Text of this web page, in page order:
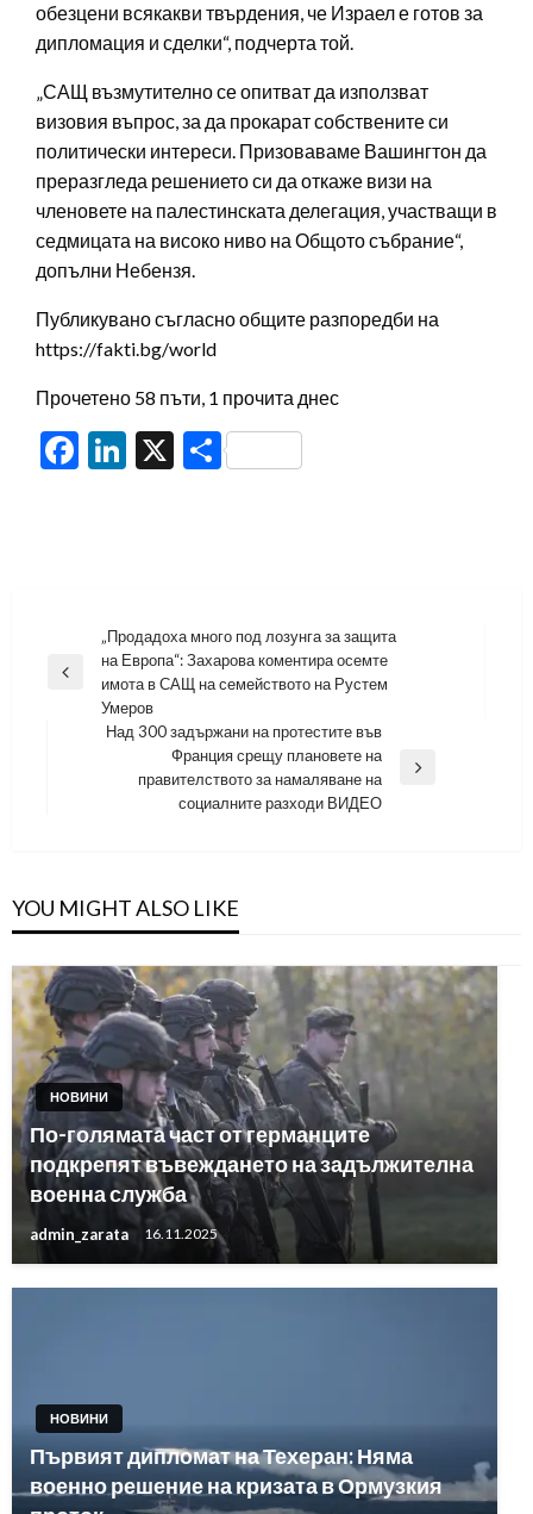
обезцени всякакви твърдения, че Израел е готов за
дипломация и сделки“, подчерта той.
„САЩ възмутително се опитват да използват
визовия въпрос, за да прокарат собствените си
политически интереси. Призоваваме Вашингтон да
преразгледа решението си да откаже визи на
членовете на палестинската делегация, участващи в
седмицата на високо ниво на Общото събрание“,
допълни Небензя.
Публикувано съгласно общите разпоредби на
https://fakti.bg/world
Прочетено 58 пъти, 1 прочита днес
Facebook
LinkedIn
X Share
Навигация
Previous
„Продадоха много под лозунга за защита
на Европа“: Захарова коментира осемте
имота в САЩ на семейството на Рустем
Умеров
Над 300 задържани на протестите във
Франция срещу плановете на
правителството за намаляване на
социалните разходи ВИДЕО
YOU MIGHT ALSO LIKE
НОВИНИ
По-голямата част от германците
подкрепят въвеждането на задължителна
военна служба
admin_zarata 16.11.2025
НОВИНИ
Първият дипломат на Техеран: Няма
военно решение на кризата в Ормузкия